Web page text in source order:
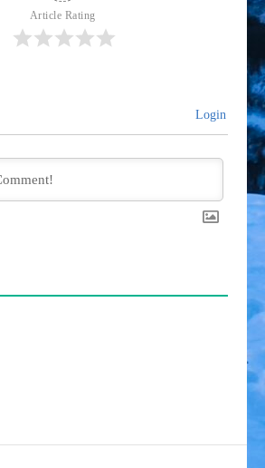
Article Rating
Login